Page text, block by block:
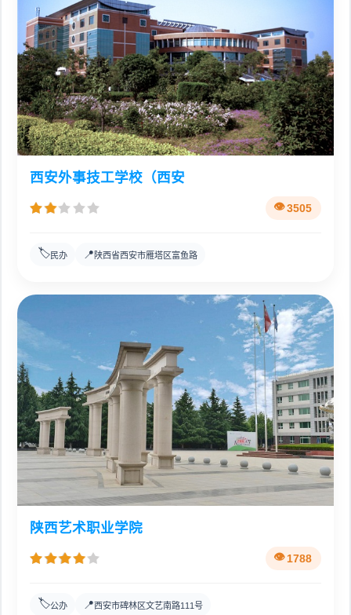
西安外事技工学校（西安
3505
🏷️民办 📍 陕西省西安市雁塔区富鱼路
陕西艺术职业学院
1788
🏷️公办 📍西安市碑林区文艺南路111号